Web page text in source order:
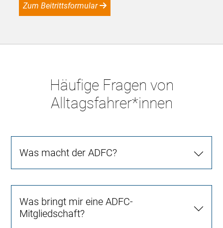
Zum Beitrittsformular
Häufige Fragen von
Alltagsfahrer*innen
Was macht der ADFC?
Was bringt mir eine ADFC-
Mitgliedschaft?